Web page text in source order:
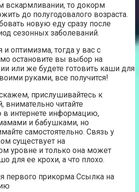
вскармливании, то докорм
до полугодовалого возраста.
новую еду сразу после
сезонных заболеваний.
и оптимизма, тогда у вас с
остановите вы выбор на
или же будете готовить каши для
руками, все получится!
прислушивайтесь к
внимательно читайте
интернете информацию,
и бабушками, но
самостоятельно. Связь у
существует на
уровне и только она может
для ее крохи, а что плохо.
первого прикорма Ссылка на